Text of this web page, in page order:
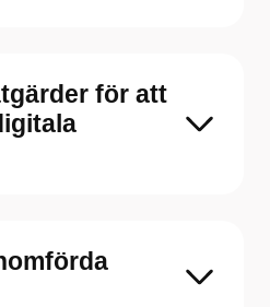
för att